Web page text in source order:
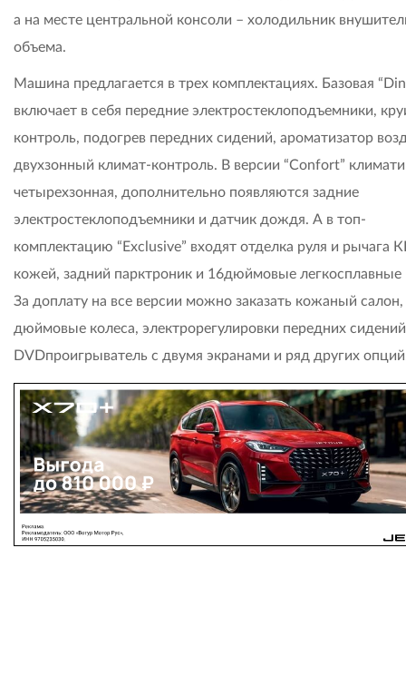
а на месте центральной консоли – холодильник
объема.
Машина предлагается в трех комплектациях. Базовая
включает в себя передние электростеклоподъемники,
контроль, подогрев передних сидений, ароматизатор
двухзонный климат-контроль. В версии “Confort”
четырехзонная, дополнительно появляются задние
электростеклоподъемники и датчик дождя. А в топ-
комплектацию “Exclusive” входят отделка руля и рычага
кожей, задний парктроник и 16дюймовые легкосплавные
За доплату на все версии можно заказать кожаный
дюймовые колеса, электрорегулировки передних
DVDпроигрыватель с двумя экранами и ряд других